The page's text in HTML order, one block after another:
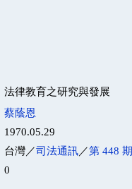
法律教育之研究與發展
蔡蔭恩
1970.05.29
台灣／司法通訊／第 448 期
0